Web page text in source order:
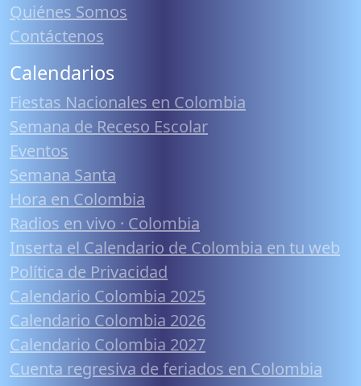
Quiénes Somos
Contáctenos
Calendarios
Fiestas Nacionales en Colombia
Semana de Receso Escolar
Eventos
Semana Santa
Hora en Colombia
Radios en vivo · Colombia
Inserta el Calendario de Colombia en tu web
Política de Privacidad
Calendario Colombia 2025
Calendario Colombia 2026
Calendario Colombia 2027
Cuenta regresiva de feriados en Colombia